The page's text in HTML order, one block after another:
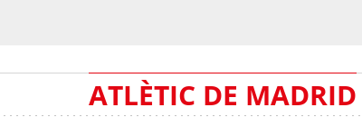
ATLÈTIC DE MADRID